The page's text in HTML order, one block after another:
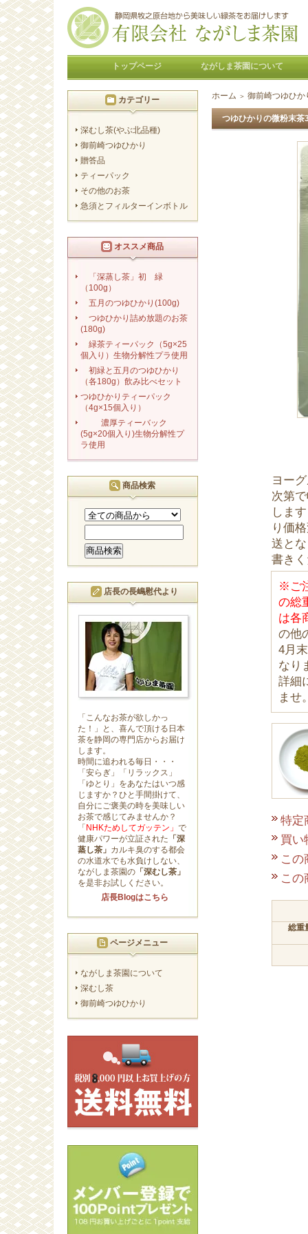
トップページ ながしま茶園について
カテゴリー
深むし茶(やぶ北品種)
御前崎つゆひかり
贈答品
ティーパック
その他のお茶
急須とフィルターインボトル
オススメ商品
「深蒸し茶」初 緑
（100g）
五月のつゆひかり(100g)
つゆひかり詰め放題のお茶
(180g)
緑茶ティーパック（5g×25
個入り）生物分解性プラ使用
初緑と五月のつゆひかり
（各180g）飲み比べセット
つゆひかりティーパック
（4g×15個入り）
濃厚ティーバック
(5g×20個入り)生物分解性プ
ラ使用
商品検索
店長の長嶋慰代より
「こんなお茶が欲しかっ
た！」と、喜んで頂ける日本
茶を静岡の専門店からお届け
します。
時間に追われる毎日・・・
「安らぎ」「リラックス」
「ゆとり」をあなたはいつ感
じますか？ひと手間掛けて、
自分にご褒美の時を美味しい
お茶で感じてみませんか？
「 NHKためしてガッテン」 で
健康パワーが立証された 「深
蒸し茶」 カルキ臭のする都会
の水道水でも水負けしない、
ながしま茶園の「深むし茶」
を是非お試しください。
店長Blogはこちら
ページメニュー
ながしま茶園について
深むし茶
御前崎つゆひかり
ホーム ＞ 御前崎つゆひか
つゆひかりの微粉末茶
ヨー
次第
しま
り価
送と
書き
※ご
の総
は各
の他
4月
なり
詳細
ませ
特定
買い
この
この
総重